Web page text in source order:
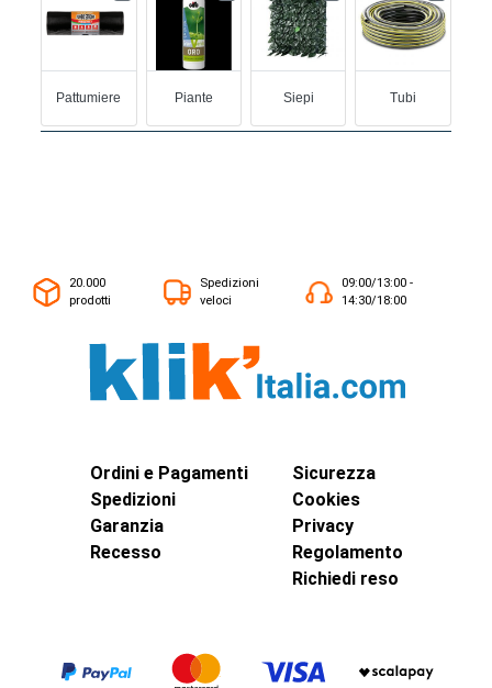
Pattumiere Piante Siepi Tubi
20.000
prodotti
Spedizioni
veloci
09:00/13:00 -
14:30/18:00
Ordini e Pagamenti
Spedizioni
Garanzia
Recesso
Sicurezza
Cookies
Privacy
Regolamento
Richiedi reso